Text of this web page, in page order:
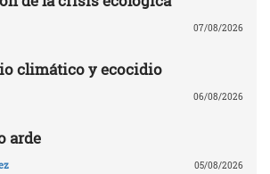
07/08/2026
climático y ecocidio
06/08/2026
arde
05/08/2026